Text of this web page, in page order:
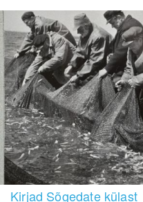
Kirjad Sõgedate külast